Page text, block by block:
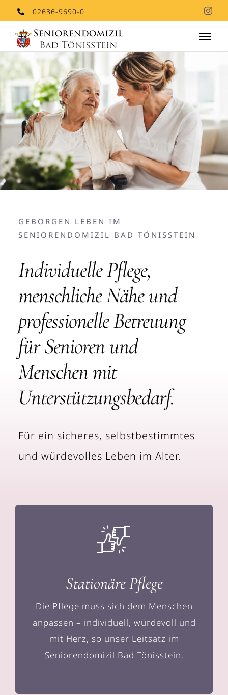
Skip
content
02636-9690-0
Aktuelles
Stationäre Pflege
Stellenangebote
Kontakt
GEBORGEN LEBEN IM
SENIORENDOMIZIL BAD TÖNISSTEIN
Individuelle Pflege,
menschliche Nähe und
professionelle Betreuung
für Senioren und
Menschen mit
Unterstützungsbedarf.
Für ein sicheres, selbstbestimmtes
und würdevolles Leben im Alter.
Stationäre Pflege
Die Pflege muss sich dem Menschen
anpassen – individuell, würdevoll und
mit Herz, so unser Leitsatz im
Seniorendomizil Bad Tönisstein.